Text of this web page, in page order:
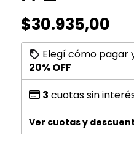
$30.935,00
Elegí cómo pagar
20% OFF
3 cuotas sin
Ver cuotas y